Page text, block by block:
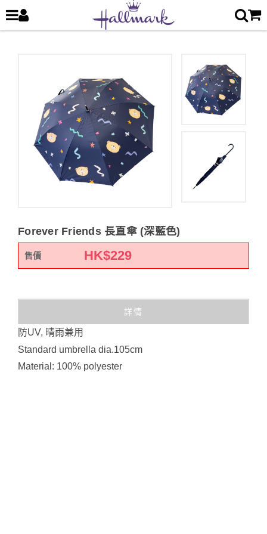
Forever Friends 長直傘 (深藍色)
售價 HK$229
詳情
防UV, 晴雨兼用
Standard umbrella dia.105cm
Material: 100% polyester